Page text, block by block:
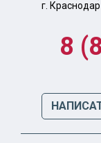
г. Краснодар
8